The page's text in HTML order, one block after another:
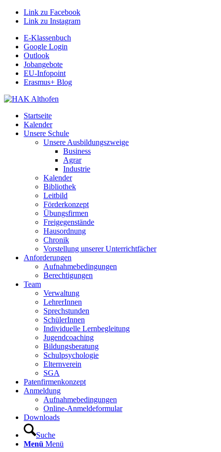
Link zu Facebook
Link zu Instagram
E-Klassenbuch
Google Login
Outlook
Jobangebote
EU-Infopoint
Erasmus+ Blog
Startseite
Kalender
Unsere Schule
Unsere Ausbildungszweige
Business
Agrar
Industrie
Kalender
Bibliothek
Leitbild
Förderkonzept
Übungsfirmen
Freigegenstände
Hausordnung
Chronik
Vorstellung unserer Unterrichtfächer
Anforderungen
Aufnahmebedingungen
Berechtigungen
Team
Verwaltung
LehrerInnen
Sprechstunden
SchülerInnen
Individuelle Lernbegleitung
Jugendcoaching
Bildungsberatung
Schulpsychologie
Elternverein
SGA
Patenfirmenkonzept
Anmeldung
Aufnahmebedingungen
Online-Anmeldeformular
Downloads
Suche
Menü Menü